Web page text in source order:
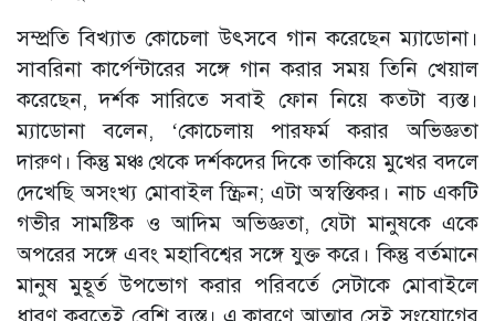
সম্প্রতি বিখ্যাত কোচেলা উৎসবে গান করেছেন ম্যাডোনা।
সাবরিনা কার্পেন্টারের সঙ্গে গান করার সময় তিনি খেয়াল
করেছেন, দর্শক সারিতে সবাই ফোন নিয়ে কতটা ব্যস্ত।
ম্যাডোনা বলেন, ‘কোচেলায় পারফর্ম করার অভিজ্ঞতা
দারুণ। কিন্তু মঞ্চ থেকে দর্শকদের দিকে তাকিয়ে মুখের বদলে
দেখেছি অসংখ্য মোবাইল স্ক্রিন; এটা অস্বস্তিকর। নাচ একটি
গভীর সামষ্টিক ও আদিম অভিজ্ঞতা, যেটা মানুষকে একে
অপরের সঙ্গে এবং মহাবিশ্বের সঙ্গে যুক্ত করে। কিন্তু বর্তমানে
মানুষ মুহূর্ত উপভোগ করার পরিবর্তে সেটাকে মোবাইলে